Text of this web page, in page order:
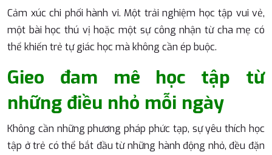
Cảm xúc chi phối hành vi. Một trải nghiệm học tập vui vẻ,
một bài học thú vị hoặc một sự công nhận từ cha mẹ có
thể khiến trẻ tự giác học mà không cần ép buộc.
Gieo đam mê học tập từ
những điều nhỏ mỗi ngày
Không cần những phương pháp phức tạp, sự yêu thích học
tập ở trẻ có thể bắt đầu từ những hành động nhỏ, đều đặn